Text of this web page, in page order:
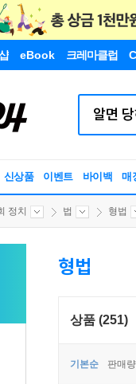
eBook 크레마클럽
신상품 이벤트 바이백 매
정치 법 형법
형법
상품 (251)
기본순 판매